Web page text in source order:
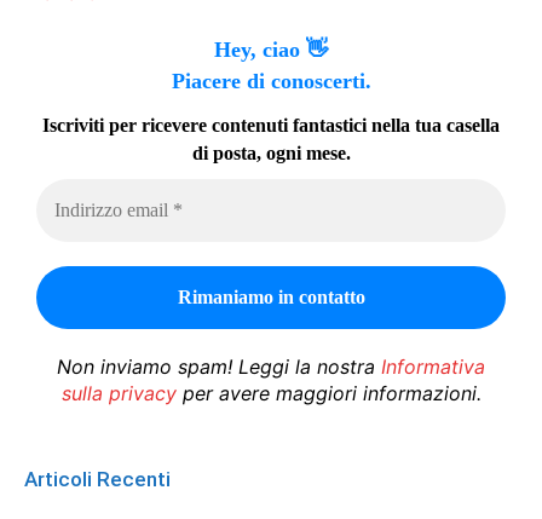
Hey, ciao 👋
Piacere di conoscerti.
Iscriviti per ricevere contenuti fantastici nella tua casella
di posta, ogni mese.
Non inviamo spam! Leggi la nostra Informativa
sulla privacyper avere maggiori informazioni.
Articoli Recenti